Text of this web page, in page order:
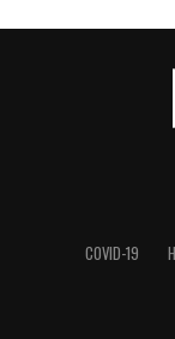
COVID-19